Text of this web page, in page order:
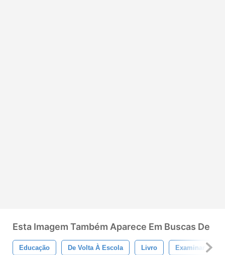
Esta Imagem Também Aparece Em Buscas De
Educação De Volta À Escola Livro Examinar